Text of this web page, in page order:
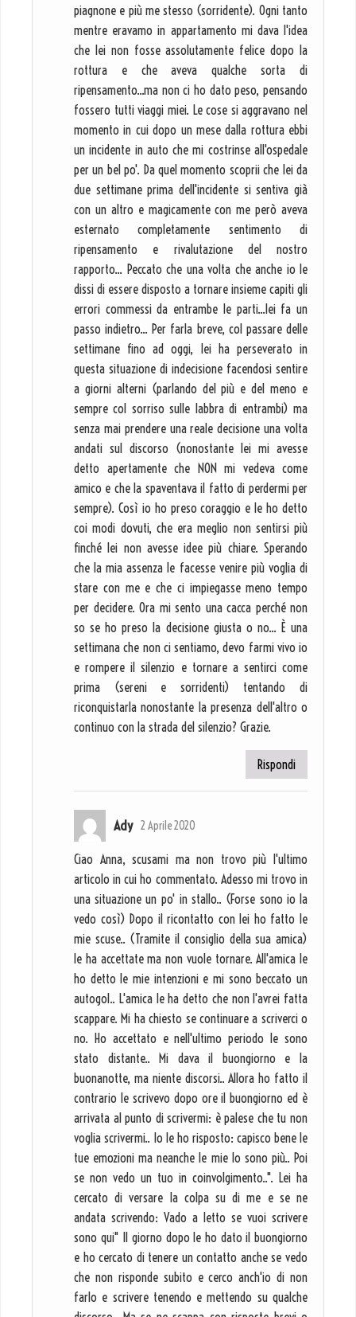
piagnone e più me stesso (sorridente). Ogni tanto
mentre eravamo in appartamento mi dava l'idea
che lei non fosse assolutamente felice dopo la
rottura e che aveva qualche sorta di
ripensamento...ma non ci ho dato peso, pensando
fossero tutti viaggi miei. Le cose si aggravano nel
momento in cui dopo un mese dalla rottura ebbi
un incidente in auto che mi costrinse all'ospedale
per un bel po'. Da quel momento scoprii che lei da
due settimane prima dell'incidente si sentiva già
con un altro e magicamente con me però aveva
esternato completamente sentimento di
ripensamento e rivalutazione del nostro
rapporto... Peccato che una volta che anche io le
dissi di essere disposto a tornare insieme capiti gli
errori commessi da entrambe le parti...lei fa un
passo indietro... Per farla breve, col passare delle
settimane fino ad oggi, lei ha perseverato in
questa situazione di indecisione facendosi sentire
a giorni alterni (parlando del più e del meno e
sempre col sorriso sulle labbra di entrambi) ma
senza mai prendere una reale decisione una volta
andati sul discorso (nonostante lei mi avesse
detto apertamente che NON mi vedeva come
amico e che la spaventava il fatto di perdermi per
sempre). Così io ho preso coraggio e le ho detto
coi modi dovuti, che era meglio non sentirsi più
finché lei non avesse idee più chiare. Sperando
che la mia assenza le facesse venire più voglia di
stare con me e che ci impiegasse meno tempo
per decidere. Ora mi sento una cacca perché non
so se ho preso la decisione giusta o no... È una
settimana che non ci sentiamo, devo farmi vivo io
e rompere il silenzio e tornare a sentirci come
prima (sereni e sorridenti) tentando di
riconquistarla nonostante la presenza dell'altro o
continuo con la strada del silenzio? Grazie.
Rispondi
Ady 2 Aprile 2020
Ciao Anna, scusami ma non trovo più l'ultimo
articolo in cui ho commentato. Adesso mi trovo in
una situazione un po' in stallo.. (Forse sono io la
vedo così) Dopo il ricontatto con lei ho fatto le
mie scuse.. (Tramite il consiglio della sua amica)
le ha accettate ma non vuole tornare. All'amica le
ho detto le mie intenzioni e mi sono beccato un
autogol.. L'amica le ha detto che non l'avrei fatta
scappare. Mi ha chiesto se continuare a scriverci o
no. Ho accettato e nell'ultimo periodo le sono
stato distante.. Mi dava il buongiorno e la
buonanotte, ma niente discorsi.. Allora ho fatto il
contrario le scrivevo dopo ore il buongiorno ed è
arrivata al punto di scrivermi: è palese che tu non
voglia scrivermi.. Io le ho risposto: capisco bene le
tue emozioni ma neanche le mie lo sono più.. Poi
se non vedo un tuo in coinvolgimento..". Lei ha
cercato di versare la colpa su di me e se ne
andata scrivendo: Vado a letto se vuoi scrivere
sono qui" Il giorno dopo le ho dato il buongiorno
e ho cercato di tenere un contatto anche se vedo
che non risponde subito e cerco anch'io di non
farlo e scrivere tenendo e mettendo su qualche